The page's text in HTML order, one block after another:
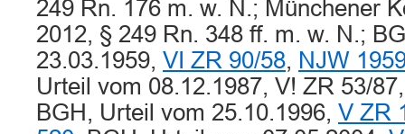
249 Rn. 176 m. w. N.; Münchener
2012, § 249 Rn. 348 ff. m. w. N.;
23.03.1959, VI ZR 90/58, NJW
Urteil vom 08.12.1987, V! ZR 53/
BGH, Urteil vom 25.10.1996, V ZR